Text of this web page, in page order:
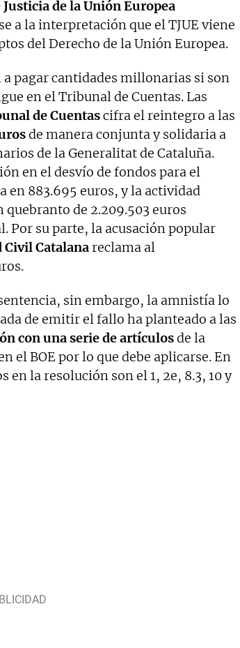
de la Unión Europea
a la interpretación que el TJUE viene
del Derecho de la Unión Europea.
pagar cantidades millonarias si son
en el Tribunal de Cuentas. Las
de Cuentascifra el reintegro a las
de manera conjunta y solidaria a
de la Generalitat de Cataluña.
en el desvío de fondos para el
en 883.695 euros, y la actividad
quebranto de 2.209.503 euros
Por su parte, la acusación popular
Civil Catalanareclama al
sin embargo, la amnistía lo
de emitir el fallo ha planteado a las
con una serie de artículosde la
el BOE por lo que debe aplicarse. En
la resolución son el 1, 2e, 8.3, 10 y